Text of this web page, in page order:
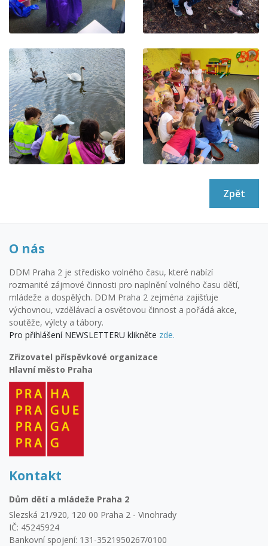
Zpět
O nás
DDM Praha 2 je středisko volného času, které nabízí
rozmanité zájmové činnosti pro naplnění volného času dětí,
mládeže a dospělých. DDM Praha 2 zejména zajišťuje
výchovnou, vzdělávací a osvětovou činnost a pořádá akce,
soutěže, výlety a tábory.
Pro přihlášení NEWSLETTERU klikněte zde.
Zřizovatel příspěvkové organizace
Hlavní město Praha
Kontakt
Dům dětí a mládeže Praha 2
Slezská 21/920, 120 00 Praha 2 - Vinohrady
IČ: 45245924
Bankovní spojení: 131-3521950267/0100